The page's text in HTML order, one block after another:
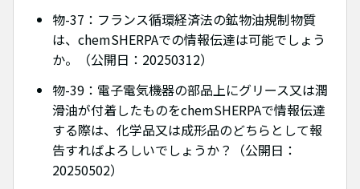
物-37：フランス循環経済法の鉱物油規制物質
は、chemSHERPAでの情報伝達は可能でしょう
か。（公開日：20250312）
物-39：電子電気機器の部品上にグリース又は潤
滑油が付着したものをchemSHERPAで情報伝達
する際は、化学品又は成形品のどちらとして報
告すればよろしいでしょうか？（公開日：
20250502）